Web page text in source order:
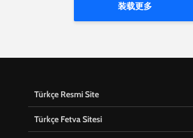
装载更多
Türkçe Resmi Site
Türkçe Fetva Sitesi